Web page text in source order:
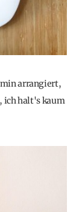
arrangiert,
ich halt's kaum